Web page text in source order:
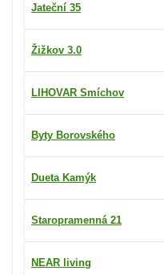
Jateční 35
Žižkov 3.0
LIHOVAR Smíchov
Byty Borovského
Dueta Kamýk
Staropramenná 21
NEAR living